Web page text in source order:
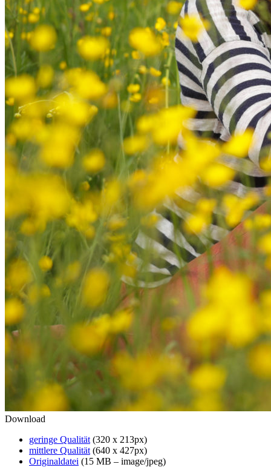
Download
geringe Qualität (320 x 213px)
mittlere Qualität (640 x 427px)
Originaldatei (15 MB – image/jpeg)